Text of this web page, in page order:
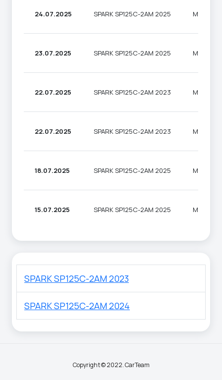
24.07.2025 SPARK SP125C-2AM 2025
23.07.2025 SPARK SP125C-2AM 2025
22.07.2025 SPARK SP125C-2AM 2023
22.07.2025 SPARK SP125C-2AM 2023
18.07.2025 SPARK SP125C-2AM 2025
15.07.2025 SPARK SP125C-2AM 2025
SPARK SP125C-2AM 2023
SPARK SP125C-2AM 2024
Copyright © 2022. CarTeam